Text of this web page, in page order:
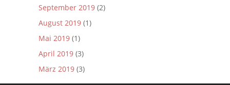
September 2019(2)
August 2019(1)
Mai 2019(1)
April 2019(3)
März 2019(3)